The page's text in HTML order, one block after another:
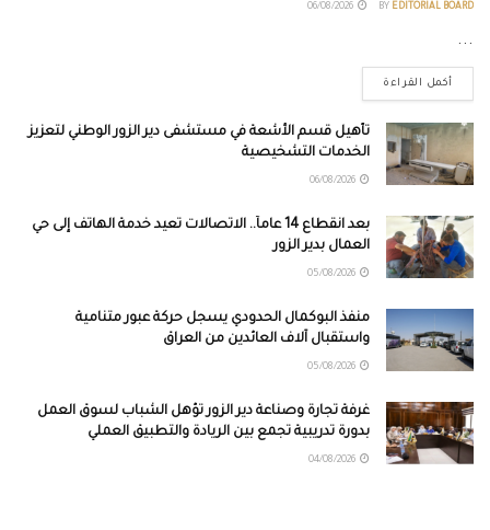
BY EDITORIAL BOARD
...
أكمل القراءة
تأهيل قسم الأشعة في مستشفى دير الزور الوطني لتعزيز
الخدمات التشخيصية
بعد انقطاع 14 عاماً.. الاتصالات تعيد خدمة الهاتف إلى حي
العمال بدير الزور
منفذ البوكمال الحدودي يسجل حركة عبور متنامية
واستقبال آلاف العائدين من العراق
غرفة تجارة وصناعة دير الزور تؤهل الشباب لسوق العمل
بدورة تدريبية تجمع بين الريادة والتطبيق العملي